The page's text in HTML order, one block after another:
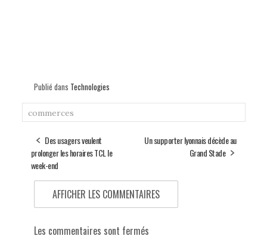
Publié dans Technologies
commerces
Des usagers veulent
prolonger les horaires TCL le
week-end
Un supporter lyonnais décède au
Grand Stade
AFFICHER LES COMMENTAIRES
Les commentaires sont fermés